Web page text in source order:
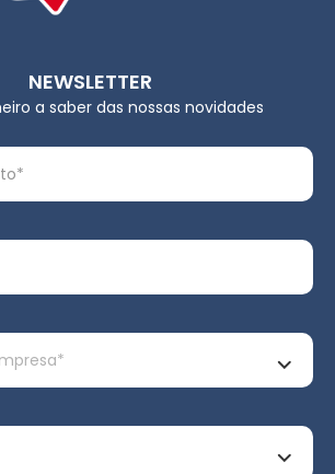
NEWSLETTER
a saber das nossas novidades